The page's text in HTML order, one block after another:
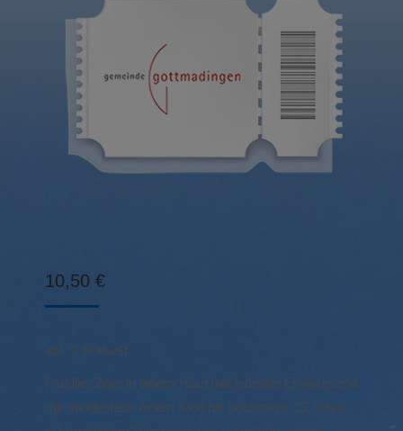
10,50 €
inkl. 7 % MwSt.
Familie: Zwei in einem Haushalt lebende Erwachsene
mit mindestens einem Kind bis höchstens 25 Jahre,